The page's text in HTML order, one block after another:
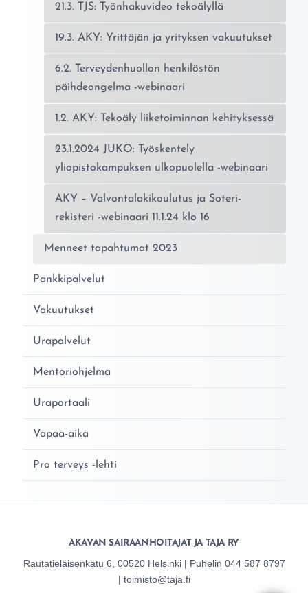
21.3. TJS: Työnhakuvideo tekoälyllä
19.3. AKY: Yrittäjän ja yrityksen vakuutukset
6.2. Terveydenhuollon henkilöstön
päihdeongelma -webinaari
1.2. AKY: Tekoäly liiketoiminnan kehityksessä
23.1.2024 JUKO: Työskentely
yliopistokampuksen ulkopuolella -webinaari
AKY – Valvontalakikoulutus ja Soteri-
rekisteri -webinaari 11.1.24 klo 16
Menneet tapahtumat 2023
Pankkipalvelut
Vakuutukset
Urapalvelut
Mentoriohjelma
Uraportaali
Vapaa-aika
Pro terveys -lehti
AKAVAN SAIRAANHOITAJAT JA TAJA RY
Rautatieläisenkatu 6, 00520 Helsinki | Puhelin 044 587 8797
| toimisto@taja.fi